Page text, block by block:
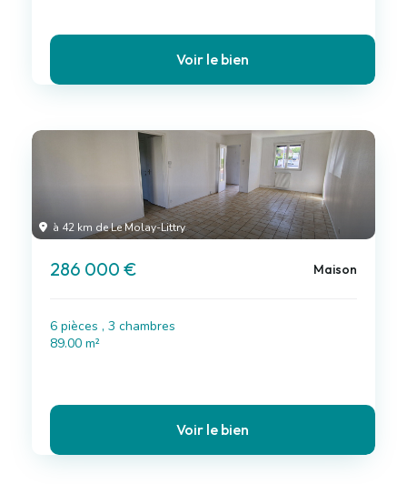
Voir le bien
à 42 km de Le Molay-Littry
286 000 € Maison
6 pièces , 3 chambres
89.00 m²
Voir le bien